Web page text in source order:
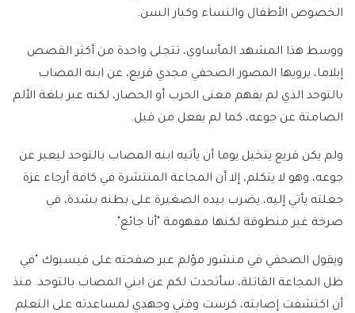
الخصوص الأطفال والنساء وكبار السن.
ووسط هذا المشهد المأساوي، تتجلى واحدة من أكثر القصص
إيلاما، يرويها المصور الصحفي مجدي قريع، عن ابنه المصاب
بالتوحد الذي لم يفهم معنى الحرب أو الحصار، لكنه عبر بلغة الألم
الصامتة عن جوعه، كما لم يفعل من قبل.
ولم يكن قريع يتخيل يوما أن يأتيه ابنه المصاب بالتوحد ليعبر عن
جوعه، وهو لا يتكلم، إلا أن المجاعة المنتشرة في كافة أرجاء غزة
جعلته يأتي إليه، يضرب بيده الصغيرة على بطنه بشدة، في
صرخة غير منطوقة لكنها مفهومة "أنا جائع".
ويقول الصحفي في منشور مؤلم عبر صفحته على فيسبوك "في
ظل المجاعة القاتلة، سأتحدث لكم عن ابني المصاب بالتوحد. منذ
أن اكتشفت إصابته، كرست وقتي وجهدي لمساعدته على التعلم